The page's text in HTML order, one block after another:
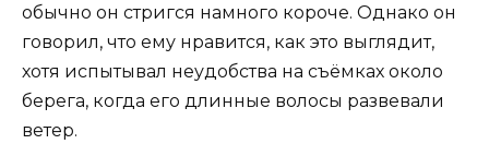
обычно он стригся намного короче. Однако он
говорил, что ему нравится, как это выглядит,
хотя испытывал неудобства на съёмках около
берега, когда его длинные волосы развевали
ветер.